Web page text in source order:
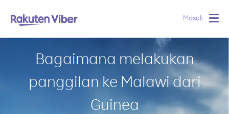
Masuk
Bagaimana melakukan
panggilan ke Malawi dari
Guinea